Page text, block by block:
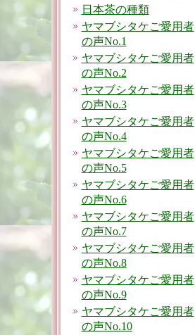
日本茶の種類
ヤマブシタケご愛用者
の声No.1
ヤマブシタケご愛用者
の声No.2
ヤマブシタケご愛用者
の声No.3
ヤマブシタケご愛用者
の声No.4
ヤマブシタケご愛用者
の声No.5
ヤマブシタケご愛用者
の声No.6
ヤマブシタケご愛用者
の声No.7
ヤマブシタケご愛用者
の声No.8
ヤマブシタケご愛用者
の声No.9
ヤマブシタケご愛用者
の声No.10